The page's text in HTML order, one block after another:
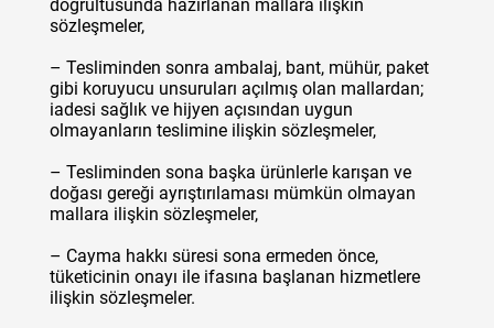
doğrultusunda hazırlanan mallara ilişkin
sözleşmeler,
– Tesliminden sonra ambalaj, bant, mühür, paket
gibi koruyucu unsuruları açılmış olan mallardan;
iadesi sağlık ve hijyen açısından uygun
olmayanların teslimine ilişkin sözleşmeler,
– Tesliminden sona başka ürünlerle karışan ve
doğası gereği ayrıştırılaması mümkün olmayan
mallara ilişkin sözleşmeler,
– Cayma hakkı süresi sona ermeden önce,
tüketicinin onayı ile ifasına başlanan hizmetlere
ilişkin sözleşmeler.